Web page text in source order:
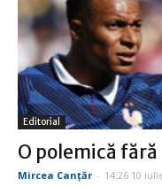
Editorial
O polemică
Mircea Canţăr - 14:26 10